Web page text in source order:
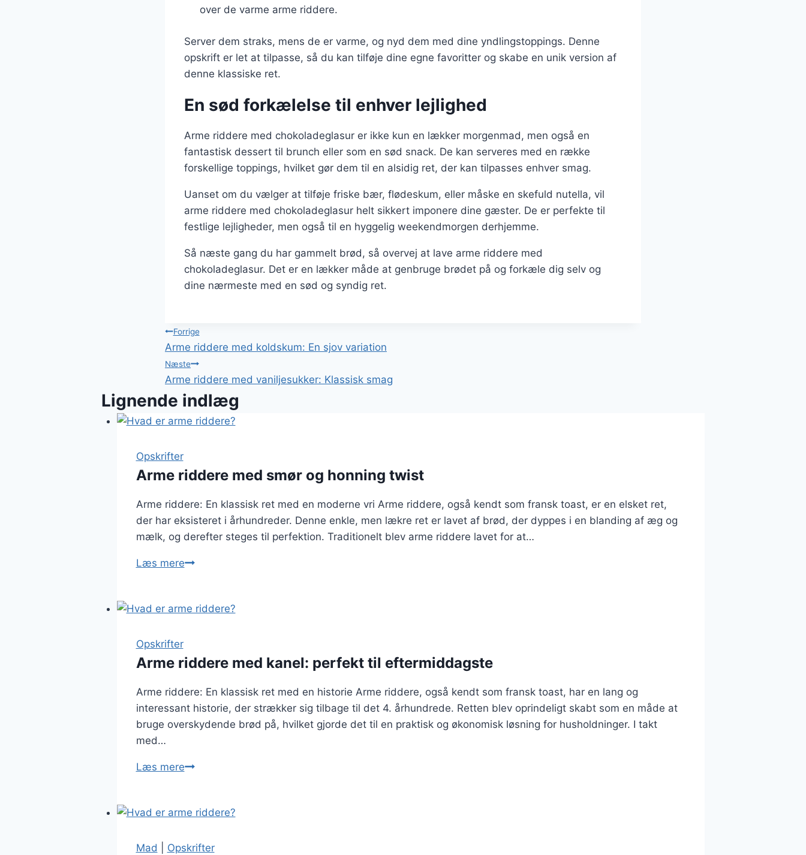
over de varme arme riddere.
Server dem straks, mens de er varme, og nyd dem med dine yndlingstoppings. Denne
opskrift er let at tilpasse, så du kan tilføje dine egne favoritter og skabe en unik version af
denne klassiske ret.
En sød forkælelse til enhver lejlighed
Arme riddere med chokoladeglasur er ikke kun en lækker morgenmad, men også en
fantastisk dessert til brunch eller som en sød snack. De kan serveres med en række
forskellige toppings, hvilket gør dem til en alsidig ret, der kan tilpasses enhver smag.
Uanset om du vælger at tilføje friske bær, flødeskum, eller måske en skefuld nutella, vil
arme riddere med chokoladeglasur helt sikkert imponere dine gæster. De er perfekte til
festlige lejligheder, men også til en hyggelig weekendmorgen derhjemme.
Så næste gang du har gammelt brød, så overvej at lave arme riddere med
chokoladeglasur. Det er en lækker måde at genbruge brødet på og forkæle dig selv og
dine nærmeste med en sød og syndig ret.
Indlægsnavigation
Forrige
Arme riddere med koldskum: En sjov variation
Næste
Arme riddere med vaniljesukker: Klassisk smag
Lignende indlæg
Opskrifter
Arme riddere med smør og honning twist
Arme riddere: En klassisk ret med en moderne vri Arme riddere, også kendt som fransk toast, er en elsket ret,
der har eksisteret i århundreder. Denne enkle, men lækre ret er lavet af brød, der dyppes i en blanding af æg og
mælk, og derefter steges til perfektion. Traditionelt blev arme riddere lavet for at…
Læs mereArme
smør
twist
Opskrifter
Arme riddere med kanel: perfekt til eftermiddagste
Arme riddere: En klassisk ret med en historie Arme riddere, også kendt som fransk toast, har en lang og
interessant historie, der strækker sig tilbage til det 4. århundrede. Retten blev oprindeligt skabt som en måde at
bruge overskydende brød på, hvilket gjorde det til en praktisk og økonomisk løsning for husholdninger. I takt
med…
Læs mereArme
kanel:
til
Mad Opskrifter